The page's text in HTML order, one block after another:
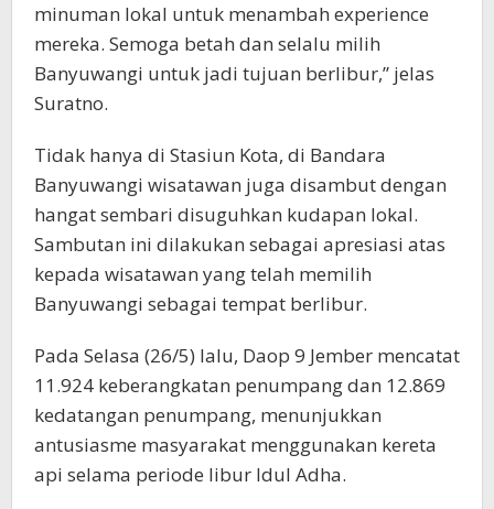
minuman lokal untuk menambah experience
mereka. Semoga betah dan selalu milih
Banyuwangi untuk jadi tujuan berlibur,” jelas
Suratno.
Tidak hanya di Stasiun Kota, di Bandara
Banyuwangi wisatawan juga disambut dengan
hangat sembari disuguhkan kudapan lokal.
Sambutan ini dilakukan sebagai apresiasi atas
kepada wisatawan yang telah memilih
Banyuwangi sebagai tempat berlibur.
Pada Selasa (26/5) lalu, Daop 9 Jember mencatat
11.924 keberangkatan penumpang dan 12.869
kedatangan penumpang, menunjukkan
antusiasme masyarakat menggunakan kereta
api selama periode libur Idul Adha.